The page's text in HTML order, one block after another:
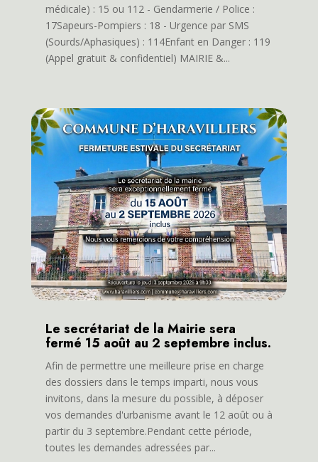
médicale) : 15 ou 112 - Gendarmerie / Police :
17Sapeurs-Pompiers : 18 - Urgence par SMS
(Sourds/Aphasiques) : 114Enfant en Danger : 119
(Appel gratuit & confidentiel) MAIRIE &...
Le secrétariat de la Mairie sera
fermé 15 août au 2 septembre inclus.
Afin de permettre une meilleure prise en charge
des dossiers dans le temps imparti, nous vous
invitons, dans la mesure du possible, à déposer
vos demandes d'urbanisme avant le 12 août ou à
partir du 3 septembre.Pendant cette période,
toutes les demandes adressées par...